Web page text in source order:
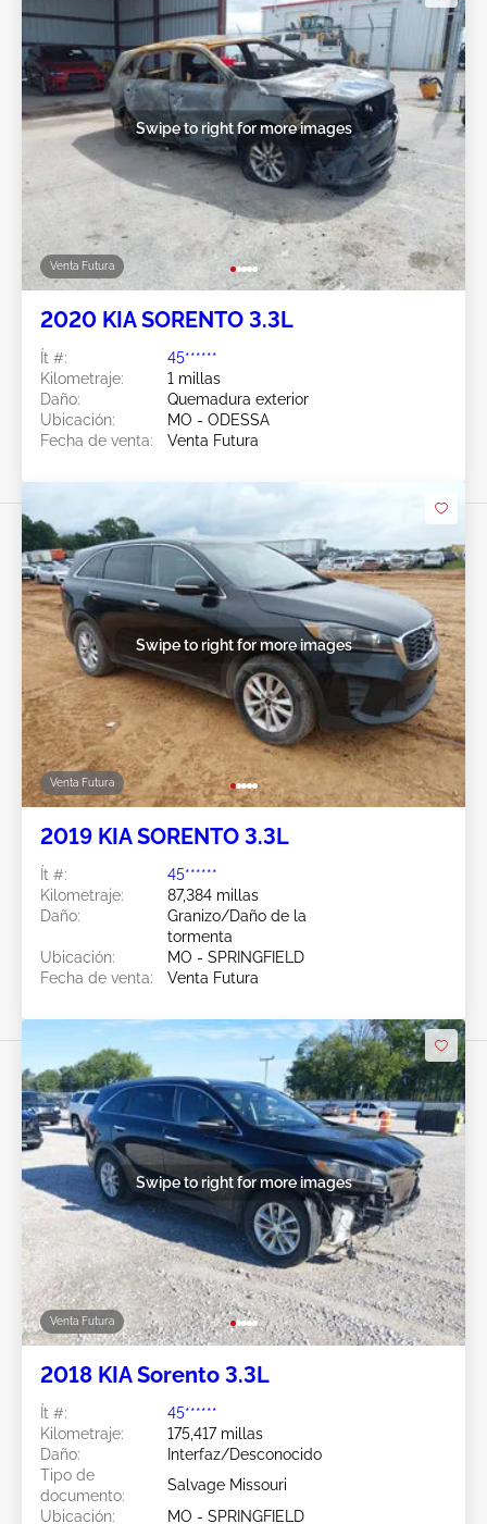
Venta Futura
Swipe to right for more images
2020 KIA SORENTO 3.3L
Ít #:
45******
Kilometraje:
1 millas
Daño:
Quemadura exterior
Ubicación:
MO - ODESSA
Fecha de venta:
Venta Futura
Venta Futura
Swipe to right for more images
2019 KIA SORENTO 3.3L
Ít #:
45******
Kilometraje:
87,384 millas
Daño:
Granizo/Daño de la
tormenta
Ubicación:
MO - SPRINGFIELD
Fecha de venta:
Venta Futura
Venta Futura
Swipe to right for more images
2018 KIA Sorento 3.3L
Ít #:
45******
Kilometraje:
175,417 millas
Daño:
Interfaz/Desconocido
Tipo de
documento:
Salvage Missouri
Ubicación:
MO - SPRINGFIELD